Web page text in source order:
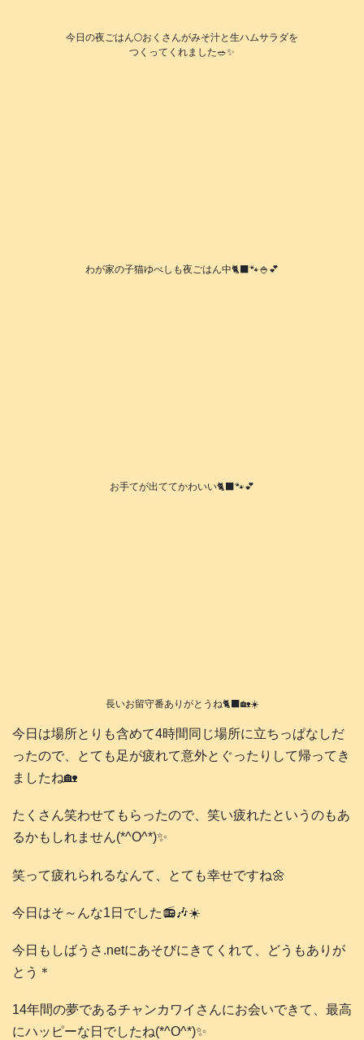
今日の夜ごはん🌕️おくさんがみそ汁と生ハムサラダを
つくってくれました🥗✨️
わが家の子猫ゆべしも夜ごはん中🐈‍⬛🐾🍚💕
お手てが出ててかわいい🐈‍⬛🐾💕
長いお留守番ありがとうね🐈‍⬛🏡☀️
今日は場所とりも含めて4時間同じ場所に立ちっぱなしだ
ったので、とても足が疲れて意外とぐったりして帰ってき
ましたね🏡
たくさん笑わせてもらったので、笑い疲れたというのもあ
るかもしれません(*^O^*)✨️
笑って疲れられるなんて、とても幸せですね🌼
今日はそ～んな1日でした📻️🎶☀️
今日もしばうさ.netにあそびにきてくれて、どうもありが
とう＊
14年間の夢であるチャンカワイさんにお会いできて、最高
にハッピーな日でしたね(*^O^*)✨️